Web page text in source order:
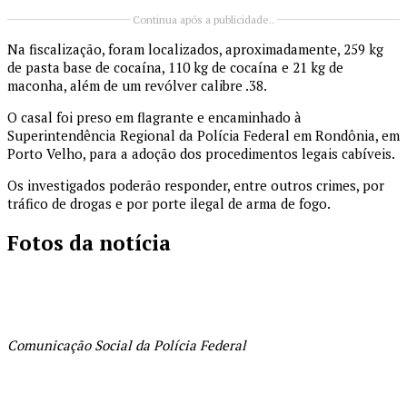
Continua após a publicidade..
Na fiscalização, foram localizados, aproximadamente, 259 kg
de pasta base de cocaína, 110 kg de cocaína e 21 kg de
maconha, além de um revólver calibre .38.
O casal foi preso em flagrante e encaminhado à
Superintendência Regional da Polícia Federal em Rondônia, em
Porto Velho, para a adoção dos procedimentos legais cabíveis.
Os investigados poderão responder, entre outros crimes, por
tráfico de drogas e por porte ilegal de arma de fogo.
Fotos da notícia
Comunicação Social da Polícia Federal